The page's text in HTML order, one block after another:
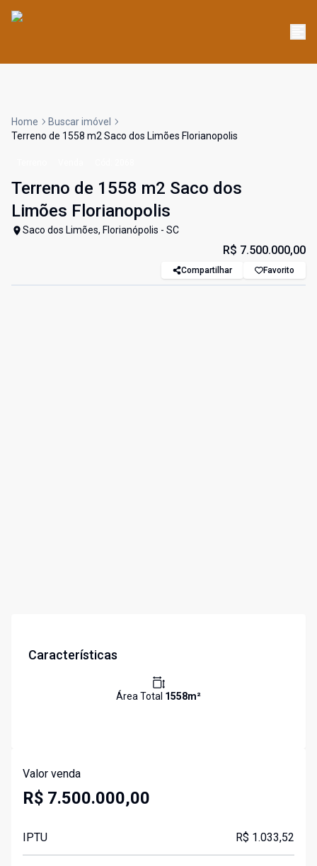
Home
Buscar imóvel
Terreno de 1558 m2 Saco dos Limões Florianopolis
Terreno de 1558 m2 Saco dos
Limões Florianopolis
Saco dos Limões, Florianópolis - SC
R$ 7.500.000,00
Compartilhar Favorito
Características
Área Total 1558m²
Valor venda
R$ 7.500.000,00
IPTU R$ 1.033,52